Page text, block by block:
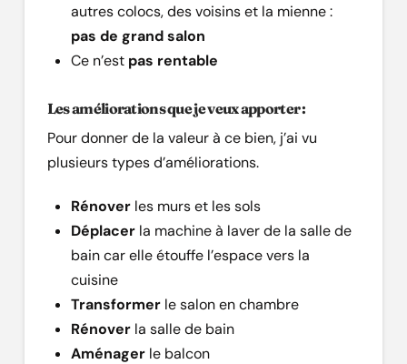
autres colocs, des voisins et la mienne :
pas de grand salon
Ce n’est pas rentable
Les améliorations que je veux apporter :
Pour donner de la valeur à ce bien, j’ai vu
plusieurs types d’améliorations.
Rénover les murs et les sols
Déplacer la machine à laver de la salle de
bain car elle étouffe l’espace vers la
cuisine
Transformer le salon en chambre
Rénover la salle de bain
Aménager le balcon